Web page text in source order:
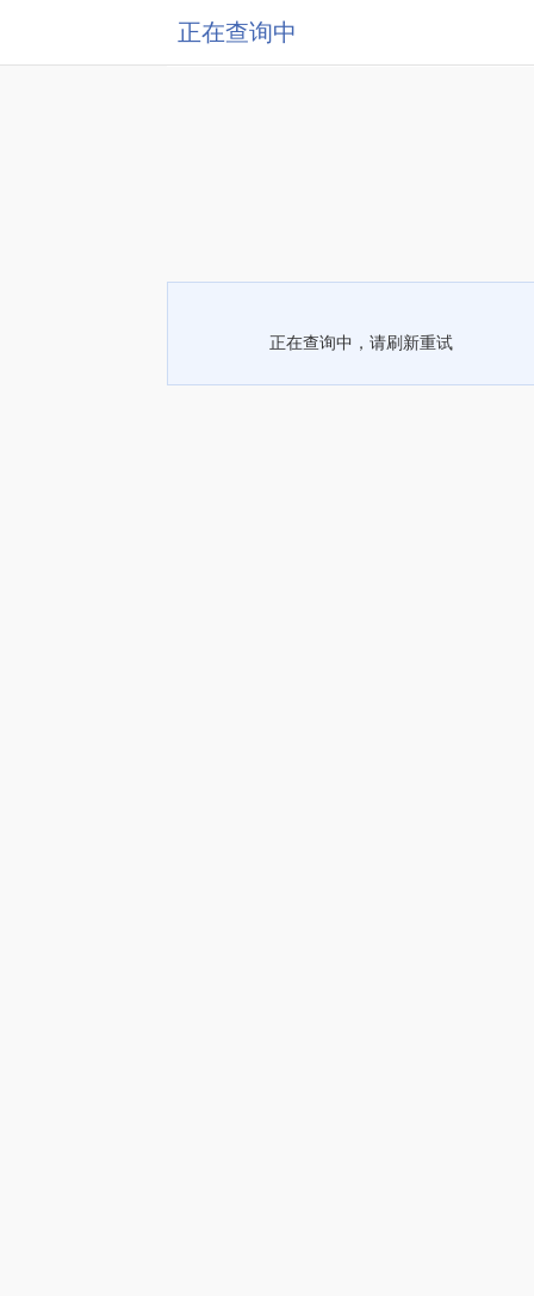
正在查询中
正在查询中，请刷新重试